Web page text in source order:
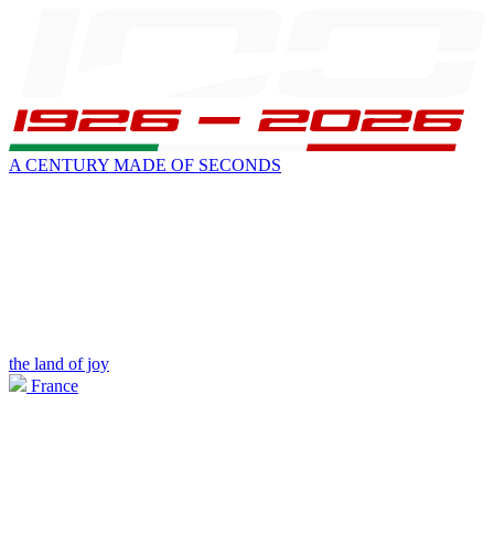
A CENTURY MADE OF SECONDS
the land of joy
France